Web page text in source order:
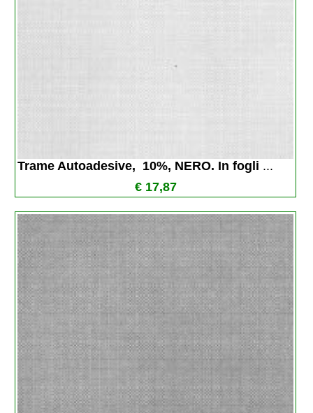
Trame Autoadesive,  10%, NERO. In fogli ...
€ 17,87